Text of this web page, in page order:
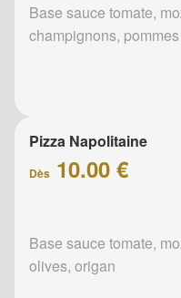
Base sauce tomate,
champignons,
Pizza Napolitaine
Dès 10.00 €
Base sauce tomate,
olives, origan